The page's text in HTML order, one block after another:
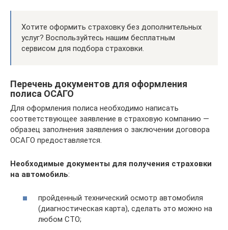
Хотите оформить страховку без дополнительных
услуг? Воспользуйтесь нашим бесплатным
сервисом для подбора страховки.
Перечень документов для оформления
полиса ОСАГО
Для оформления полиса необходимо написать
соответствующее заявление в страховую компанию —
образец заполнения заявления о заключении договора
ОСАГО предоставляется.
Необходимые документы для получения страховки
на автомобиль:
пройденный технический осмотр автомобиля
(диагностическая карта), сделать это можно на
любом СТО;